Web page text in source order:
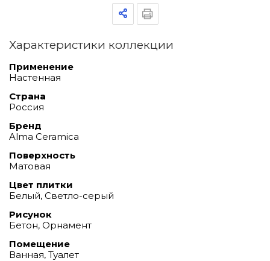
Характеристики коллекции
Применение
Настенная
Страна
Россия
Бренд
Alma Ceramica
Поверхность
Матовая
Цвет плитки
Белый, Светло-серый
Рисунок
Бетон, Орнамент
Помещение
Ванная, Туалет